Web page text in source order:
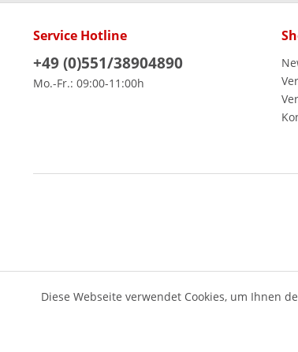
Service Hotline
+49 (0)551/38904890
Mo.-Fr.: 09:00-11:00h
Diese Webseite verwendet Cookies, um Ihnen